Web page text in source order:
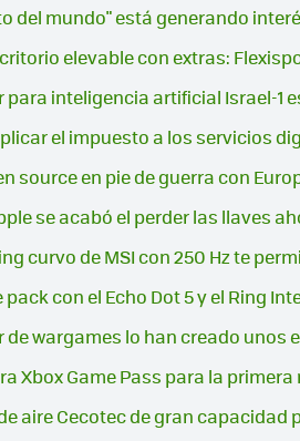
del mundo" está generando
elevable con extras:
para inteligencia artificial Israel-1
el impuesto a los servicios
source en pie de guerra con
se acabó el perder las llaves
curvo de MSI con 250 Hz te
con el Echo Dot 5 y el Ring
de wargames lo han creado
Xbox Game Pass para la
aire Cecotec de gran